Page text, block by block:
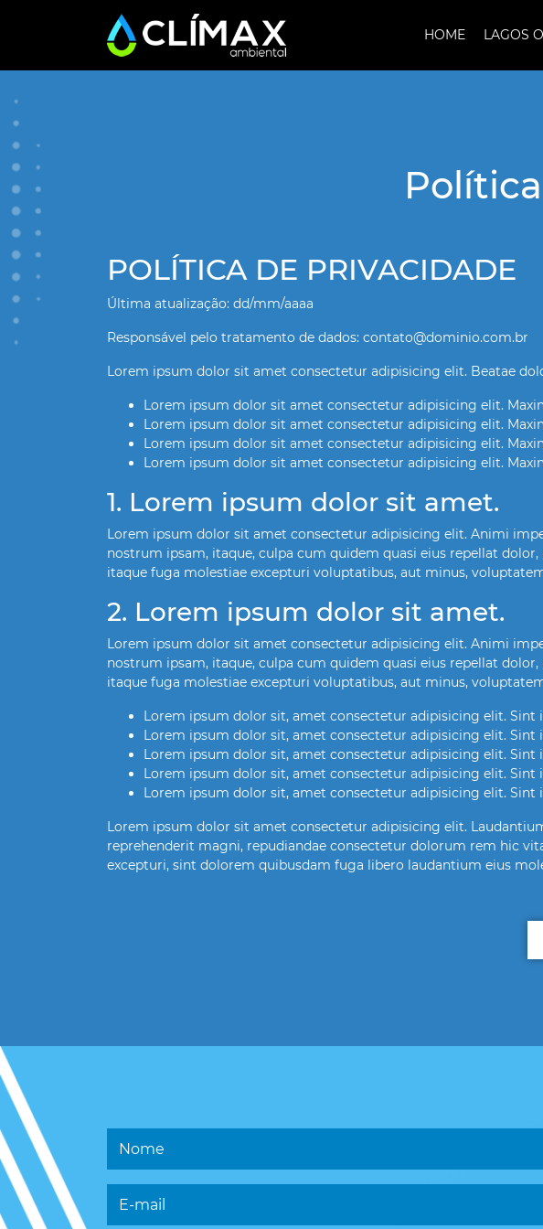
HOME LAGOS
POLÍTICA DE PRIVACIDADE
Última atualização: dd/mm/aaaa
Responsável pelo tratamento de dados: contato@dominio.com.br
Lorem ipsum dolor sit amet consectetur adipisicing elit. Beatae
Lorem ipsum dolor sit amet consectetur adipisicing elit.
Lorem ipsum dolor sit amet consectetur adipisicing elit.
Lorem ipsum dolor sit amet consectetur adipisicing elit.
Lorem ipsum dolor sit amet consectetur adipisicing elit.
1. Lorem ipsum dolor sit amet.
Lorem ipsum dolor sit amet consectetur adipisicing elit. Animi
nostrum ipsam, itaque, culpa cum quidem quasi eius repellat
itaque fuga molestiae excepturi voluptatibus, aut minus,
2. Lorem ipsum dolor sit amet.
Lorem ipsum dolor sit amet consectetur adipisicing elit. Animi
nostrum ipsam, itaque, culpa cum quidem quasi eius repellat
itaque fuga molestiae excepturi voluptatibus, aut minus,
Lorem ipsum dolor sit, amet consectetur adipisicing elit.
Lorem ipsum dolor sit, amet consectetur adipisicing elit.
Lorem ipsum dolor sit, amet consectetur adipisicing elit.
Lorem ipsum dolor sit, amet consectetur adipisicing elit.
Lorem ipsum dolor sit, amet consectetur adipisicing elit.
Lorem ipsum dolor sit amet consectetur adipisicing elit.
reprehenderit magni, repudiandae consectetur dolorum rem hic
excepturi, sint dolorem quibusdam fuga libero laudantium eius
Nome
E-mail